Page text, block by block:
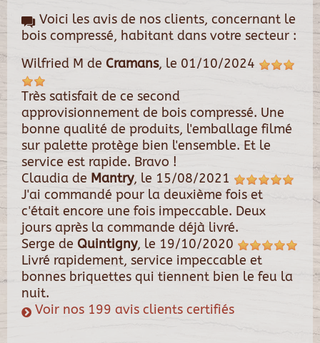
Voici les avis de nos clients, concernant le
bois compressé, habitant dans votre secteur :
Wilfried M de Cramans, le 01/10/2024
Très satisfait de ce second
approvisionnement de bois compressé. Une
bonne qualité de produits, l'emballage filmé
sur palette protège bien l'ensemble. Et le
service est rapide. Bravo !
Claudia de Mantry, le 15/08/2021
J'ai commandé pour la deuxième fois et
c'était encore une fois impeccable. Deux
jours après la commande déjà livré.
Serge de Quintigny, le 19/10/2020
Livré rapidement, service impeccable et
bonnes briquettes qui tiennent bien le feu la
nuit.
Voir nos 199 avis clients certifiés